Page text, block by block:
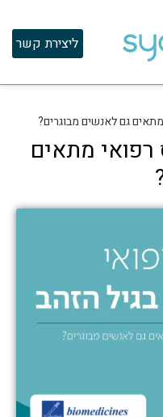
ליצירת קשר
גם לאנשים מבוגרים?
רפואי מתאים